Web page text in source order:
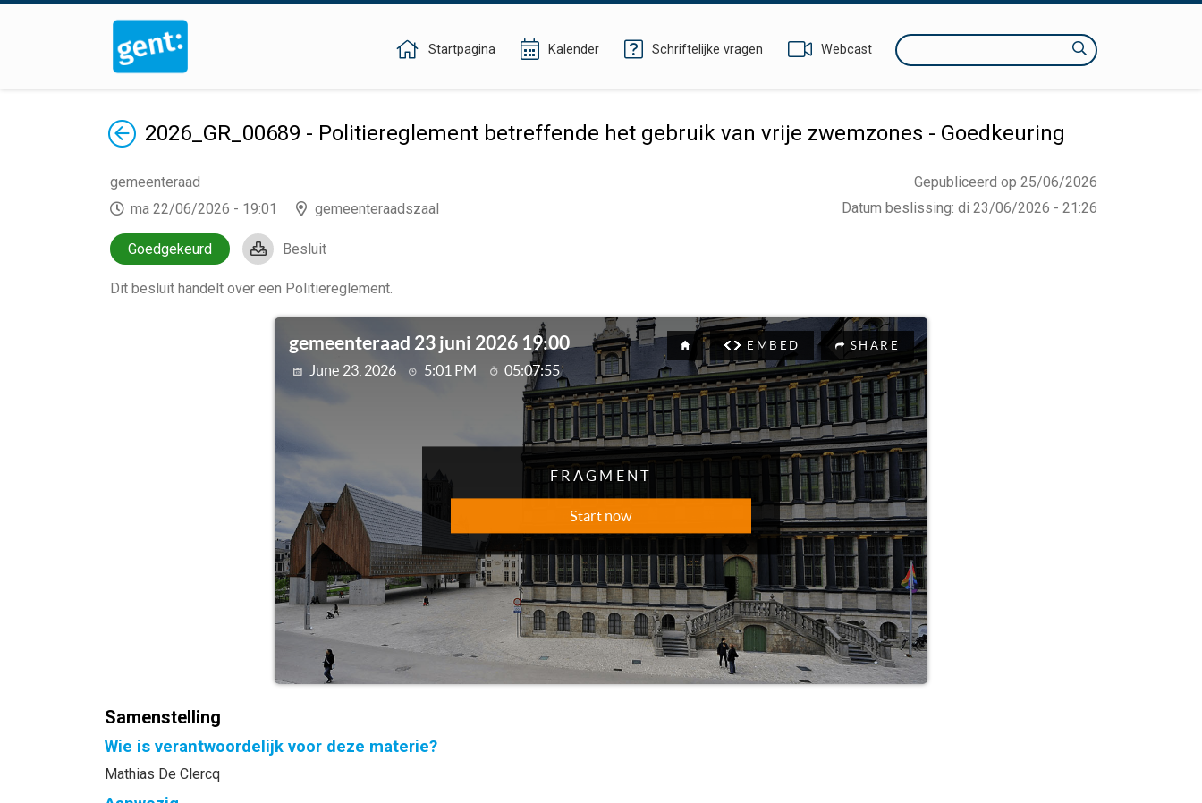
Startpagina Kalender Schriftelijke vragen Webcast Zoeken
Terug2026_GR_00689 - Politiereglement betreffende het gebruik van vrije zwemzones - Goedkeuring
Gepubliceerd op 25/06/2026
Datum beslissing: di 23/06/2026 - 21:26
gemeenteraad
ma 22/06/2026 - 19:01
gemeenteraadszaal
Goedgekeurd Besluit
Dit besluit handelt over een Politiereglement.
Samenstelling
Wie is verantwoordelijk voor deze materie?
Mathias De Clercq